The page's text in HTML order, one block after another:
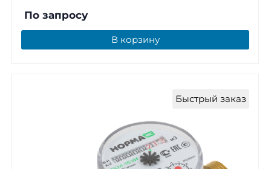
По запросу
В корзину
Быстрый заказ